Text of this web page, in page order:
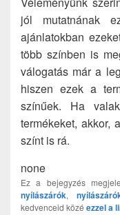
jól mutatnának
ajánlatokban
több színben is
válogatás már a
hiszen ezek a
színűek. Ha
termékeket, akkor,
színt is rá.
none
Ez a bejegyzés
nyílászárók,
kedvenceid közé ezzel a